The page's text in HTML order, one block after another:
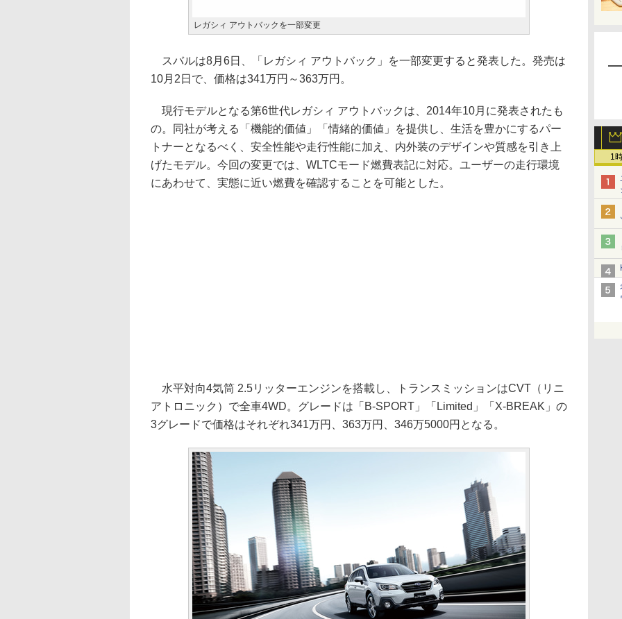
1
レガシィ アウトバックを一部変更
スバルは8月6日、「レガシィ アウトバック」を一部変更すると発表した。発売は
10月2日で、価格は341万円～363万円。
現行モデルとなる第6世代レガシィ アウトバックは、2014年10月に発表されたも
の。同社が考える「機能的価値」「情緒的価値」を提供し、生活を豊かにするパー
トナーとなるべく、安全性能や走行性能に加え、内外装のデザインや質感を引き上
げたモデル。今回の変更では、WLTCモード燃費表記に対応。ユーザーの走行環境
にあわせて、実態に近い燃費を確認することを可能とした。
水平対向4気筒 2.5リッターエンジンを搭載し、トランスミッションはCVT（リニ
アトロニック）で全車4WD。グレードは「B-SPORT」「Limited」「X-BREAK」の
3グレードで価格はそれぞれ341万円、363万円、346万5000円となる。